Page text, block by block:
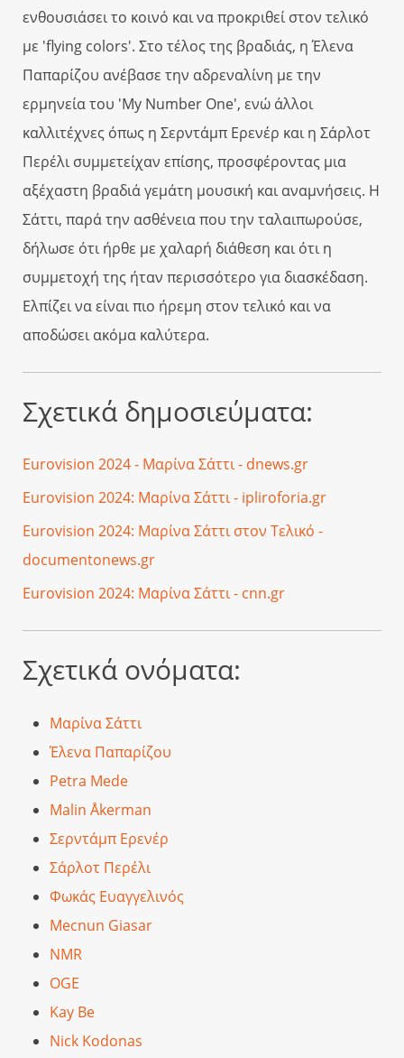
ενθουσιάσει το κοινό και να προκριθεί στον τελικό
με 'flying colors'. Στο τέλος της βραδιάς, η Έλενα
Παπαρίζου ανέβασε την αδρεναλίνη με την
ερμηνεία του 'My Number One', ενώ άλλοι
καλλιτέχνες όπως η Σερντάμπ Ερενέρ και η Σάρλοτ
Περέλι συμμετείχαν επίσης, προσφέροντας μια
αξέχαστη βραδιά γεμάτη μουσική και αναμνήσεις. Η
Σάττι, παρά την ασθένεια που την ταλαιπωρούσε,
δήλωσε ότι ήρθε με χαλαρή διάθεση και ότι η
συμμετοχή της ήταν περισσότερο για διασκέδαση.
Ελπίζει να είναι πιο ήρεμη στον τελικό και να
αποδώσει ακόμα καλύτερα.
Σχετικά δημοσιεύματα:
Eurovision 2024 - Μαρίνα Σάττι - dnews.gr
Eurovision 2024: Μαρίνα Σάττι - ipliroforia.gr
Eurovision 2024: Μαρίνα Σάττι στον Τελικό -
documentonews.gr
Eurovision 2024: Μαρίνα Σάττι - cnn.gr
Σχετικά ονόματα:
Μαρίνα Σάττι
Έλενα Παπαρίζου
Petra Mede
Malin Åkerman
Σερντάμπ Ερενέρ
Σάρλοτ Περέλι
Φωκάς Ευαγγελινός
Mecnun Giasar
NMR
OGE
Kay Be
Nick Kodonas